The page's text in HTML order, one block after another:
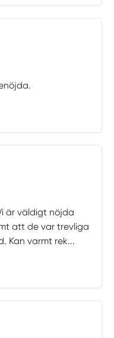
är väldigt nöjda
att de var trevliga
Kan varmt rek...